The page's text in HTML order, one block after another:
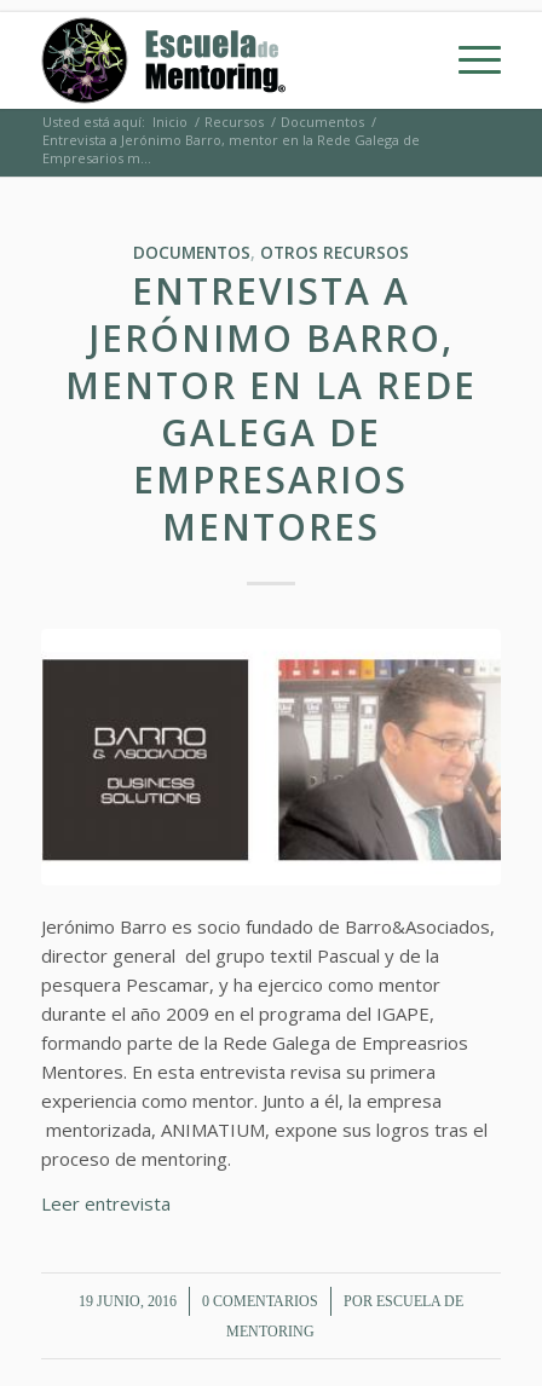
Usted está aquí: Inicio / Recursos / Documentos /
Entrevista a Jerónimo Barro, mentor en la Rede Galega de
Empresarios m...
DOCUMENTOS, OTROS RECURSOS
ENTREVISTA A
JERÓNIMO BARRO,
MENTOR EN LA REDE
GALEGA DE
EMPRESARIOS
MENTORES
Jerónimo Barro es socio fundado de Barro&Asociados,
director general del grupo textil Pascual y de la
pesquera Pescamar, y ha ejercico como mentor
durante el año 2009 en el programa del IGAPE,
formando parte de la Rede Galega de Empreasrios
Mentores. En esta entrevista revisa su primera
experiencia como mentor. Junto a él, la empresa
mentorizada, ANIMATIUM, expone sus logros tras el
proceso de mentoring.
Leer entrevista
19 JUNIO, 2016
/ 0 COMENTARIOS
/ POR ESCUELA DE
MENTORING